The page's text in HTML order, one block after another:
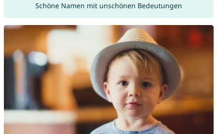
Schöne Namen mit unschönen Bedeutungen